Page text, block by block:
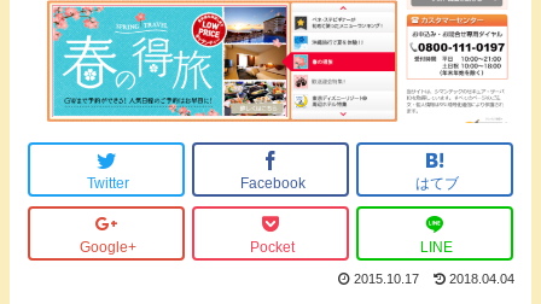
Twitter Facebook はてブ
Google+ Pocket LINE
2015.10.17 2018.04.04